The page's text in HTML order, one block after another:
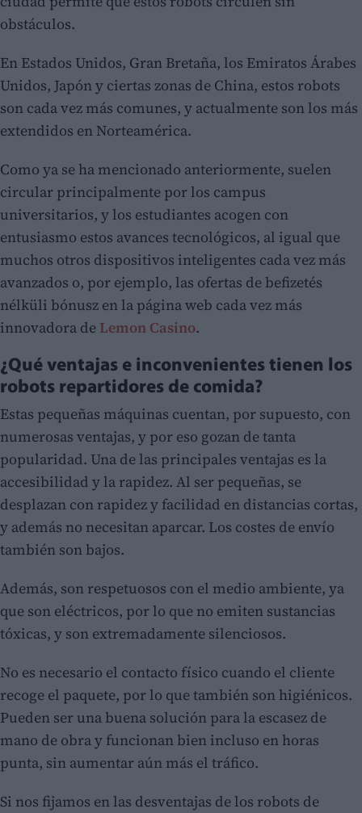
obstáculos.
En Estados Unidos, Gran Bretaña, los Emiratos Árabes
Unidos, Japón y ciertas zonas de China, estos robots
son cada vez más comunes, y actualmente son los más
extendidos en Norteamérica.
Como ya se ha mencionado anteriormente, suelen
circular principalmente por los campus
universitarios, y los estudiantes acogen con
entusiasmo estos avances tecnológicos, al igual que
muchos otros dispositivos inteligentes cada vez más
avanzados o, por ejemplo, las ofertas de befizetés
nélküli bónusz en la página web cada vez más
innovadora de Lemon Casino.
¿Qué ventajas e inconvenientes tienen los
robots repartidores de comida?
Estas pequeñas máquinas cuentan, por supuesto, con
numerosas ventajas, y por eso gozan de tanta
popularidad. Una de las principales ventajas es la
accesibilidad y la rapidez. Al ser pequeñas, se
desplazan con rapidez y facilidad en distancias cortas,
y además no necesitan aparcar. Los costes de envío
también son bajos.
Además, son respetuosos con el medio ambiente, ya
que son eléctricos, por lo que no emiten sustancias
tóxicas, y son extremadamente silenciosos.
No es necesario el contacto físico cuando el cliente
recoge el paquete, por lo que también son higiénicos.
Pueden ser una buena solución para la escasez de
mano de obra y funcionan bien incluso en horas
punta, sin aumentar aún más el tráfico.
Si nos fijamos en las desventajas de los robots de